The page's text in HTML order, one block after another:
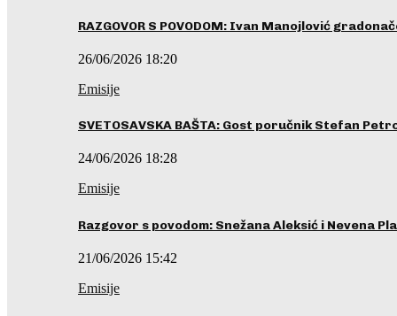
RAZGOVOR S POVODOM: Ivan Manojlović
26/06/2026 18:20
Emisije
SVETOSAVSKA BAŠTA: Gost poručnik Stefan
24/06/2026 18:28
Emisije
Razgovor s povodom: Snežana Aleksić i Nevena
21/06/2026 15:42
Emisije